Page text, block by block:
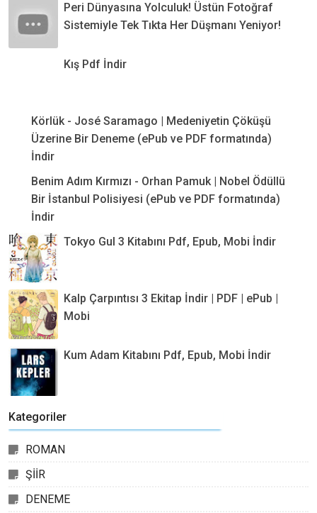
Peri Dünyasına Yolculuk! Üstün Fotoğraf
Sistemiyle Tek Tıkta Her Düşmanı Yeniyor!
Kış Pdf İndir
Körlük - José Saramago | Medeniyetin Çöküşü
Üzerine Bir Deneme (ePub ve PDF formatında)
İndir
Benim Adım Kırmızı - Orhan Pamuk | Nobel Ödüllü
Bir İstanbul Polisiyesi (ePub ve PDF formatında)
İndir
Tokyo Gul 3 Kitabını Pdf, Epub, Mobi İndir
Kalp Çarpıntısı 3 Ekitap İndir | PDF | ePub |
Mobi
Kum Adam Kitabını Pdf, Epub, Mobi İndir
Kategoriler
ROMAN
ŞİİR
DENEME